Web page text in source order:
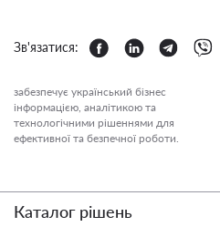
Зв'язатися:
забезпечує український бізнес
інформацією, аналітикою та
технологічними рішеннями для
ефективної та безпечної роботи.
Каталог рішень